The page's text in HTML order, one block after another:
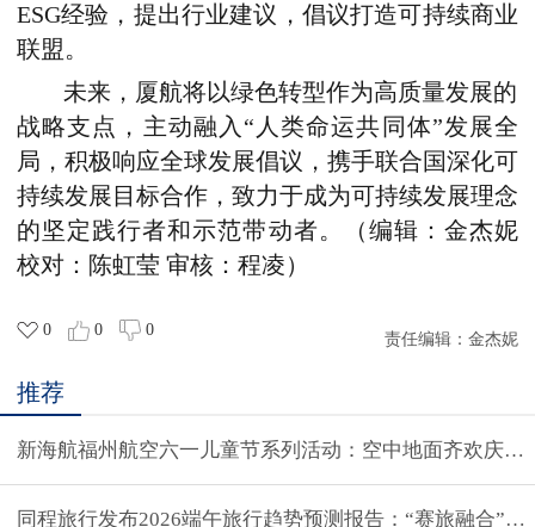
ESG经验，提出行业建议，倡议打造可持续商业
联盟。
未来，厦航将以绿色转型作为高质量发展的
战略支点，主动融入“人类命运共同体”发展全
局，积极响应全球发展倡议，携手联合国深化可
持续发展目标合作，致力于成为可持续发展理念
的坚定践行者和示范带动者。（编辑：金杰妮
校对：陈虹莹 审核：程凌）
0 0 0
责任编辑： 金杰妮
推荐
新海航福州航空六一儿童节系列活动：空中地面齐欢庆，
同程旅行发布2026端午旅行趋势预测报告：“赛旅融合”